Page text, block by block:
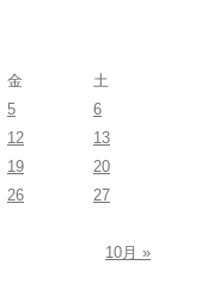
金 土
10月 »
5
6
12
13
19
20
26
27